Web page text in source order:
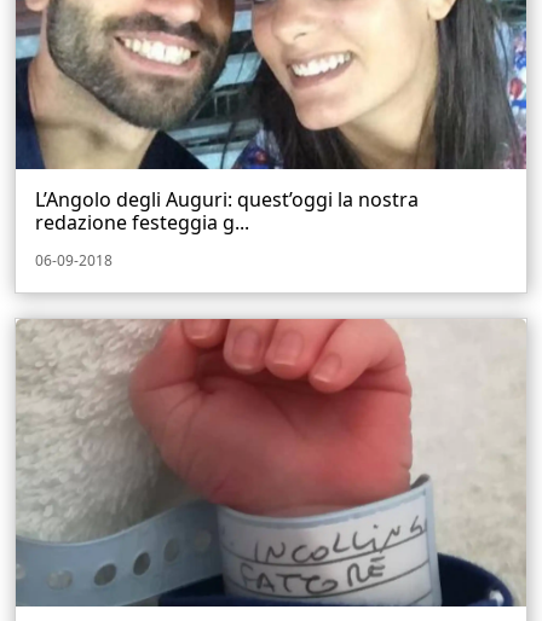
L’Angolo degli Auguri: quest’oggi la nostra
redazione festeggia g...
06-09-2018